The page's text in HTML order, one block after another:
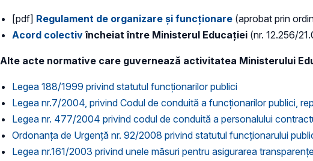
[pdf] Regulament de organizare și funcționare (aprobat prin
Acord colectiv încheiat între Ministerul Educației (nr. 12.256/
Alte acte normative care guvernează activitatea Ministerului
Legea 188/1999 privind statutul funcționarilor publici
Legea nr.7/2004, privind Codul de conduită a funcţionarilor publici,
Legea nr. 477/2004 privind codul de conduită a personalului
Ordonanța de Urgență nr. 92/2008 privind statutul funcţionarului
Legea nr.161/2003 privind unele măsuri pentru asigurarea